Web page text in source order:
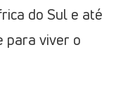
do Sul e até
para viver o